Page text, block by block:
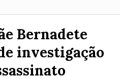
Bernadete
investigação